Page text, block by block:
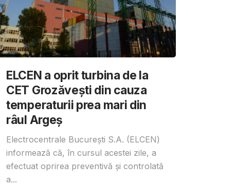
ELCEN a oprit turbina de la
CET Grozăvești din cauza
temperaturii prea mari din
râul Argeș
Electrocentrale București S.A. (ELCEN)
informează că, în cursul acestei zile, a
efectuat oprirea preventivă și controlată
a...